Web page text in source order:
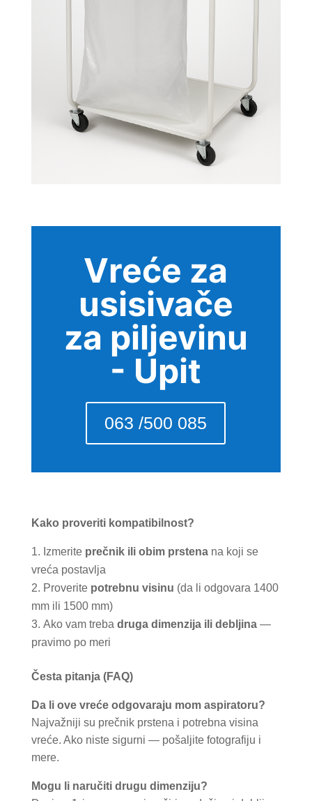
Vreće za
usisivače
za piljevinu
- Upit
063 /500 085
Kako proveriti kompatibilnost?
Izmerite prečnik ili obim prstenana koji se
vreća postavlja
Proverite potrebnu visinu (da li odgovara 1400
mm ili 1500 mm)
Ako vam treba druga dimenzija ili debljina—
pravimo po meri
Česta pitanja (FAQ)
Da li ove vreće odgovaraju mom aspiratoru?
Najvažniji su prečnik prstena i potrebna visina
vreće. Ako niste sigurni — pošaljite fotografiju i
mere.
Mogu li naručiti drugu dimenziju?